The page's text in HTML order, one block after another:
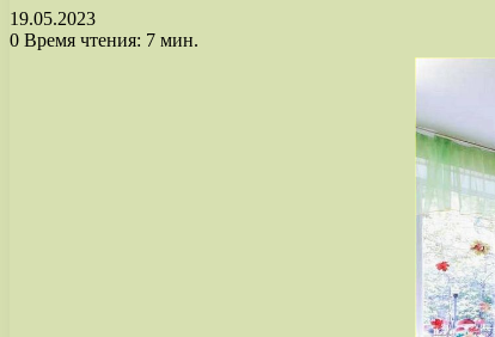
19.05.2023
0 Время чтения: 7 мин.